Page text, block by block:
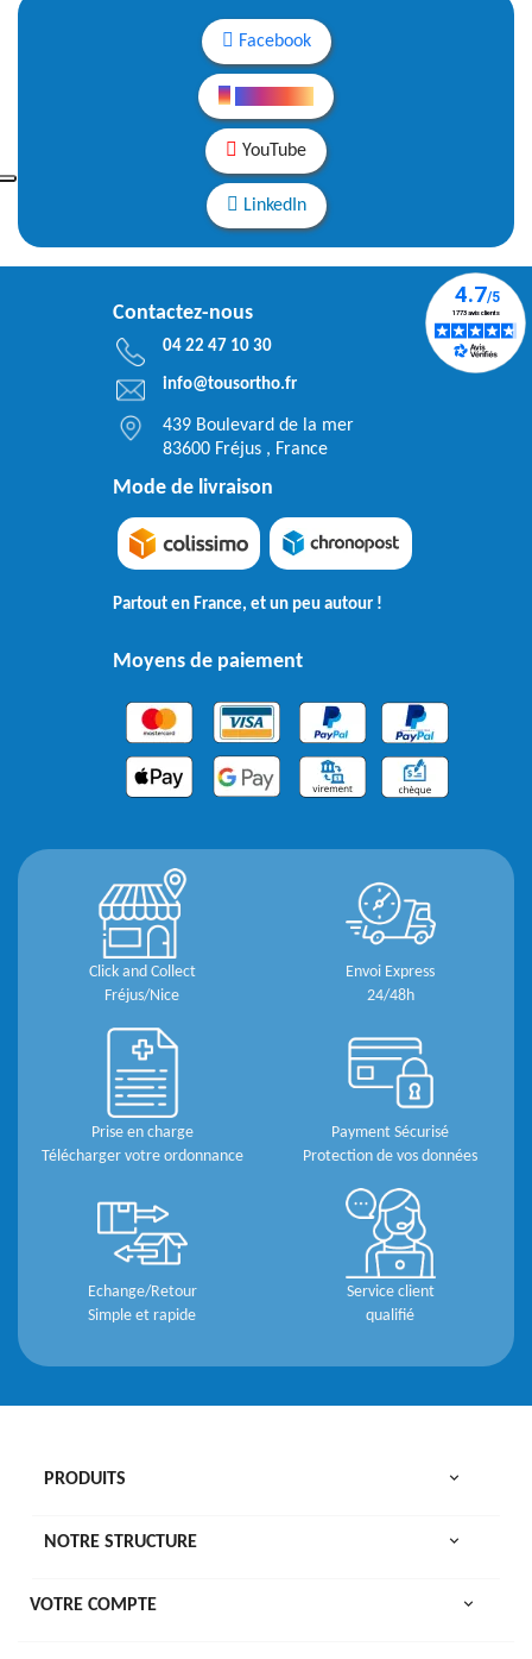
Facebook
YouTube
LinkedIn
Contactez-nous
04 22 47 10 30
info@tousortho.fr
439 Boulevard de la mer
83600 Fréjus , France
Mode de livraison
Partout en France, et un peu autour !
Moyens de paiement
Click and Collect
Fréjus/Nice
Envoi Express
24/48h
Prise en charge
Télécharger votre ordonnance
Payment Sécurisé
Protection de vos données
Echange/Retour
Simple et rapide
Service client
qualifié
PRODUITS 
NOTRE STRUCTURE 
VOTRE COMPTE 